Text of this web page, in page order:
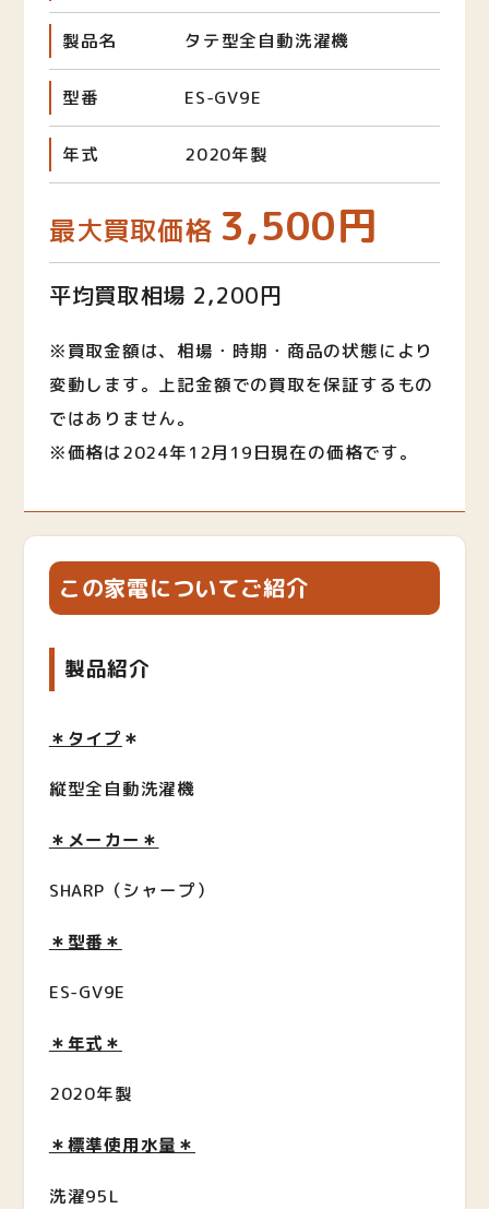
製品名 タテ型全自動洗濯機
型番 ES-GV9E
年式 2020年製
最大買取価格 3,500円
平均買取相場 2,200円
※買取金額は、相場・時期・商品の状態により
変動します。上記金額での買取を保証するもの
ではありません。
※価格は2024年12月19日現在の価格です。
この家電についてご紹介
製品紹介
＊タイプ ＊
縦型全自動洗濯機
＊メーカー＊
SHARP（シャープ）
＊型番＊
ES-GV9E
＊年式＊
2020年製
＊標準使用水量＊
洗濯95L